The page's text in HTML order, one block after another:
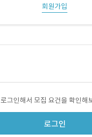
회원가입
로그인해서 모집 요건을 확인해
로그인